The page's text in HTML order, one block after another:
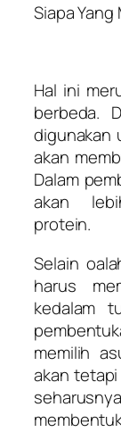
Siapa
Hal ini
berbeda.
digunakan
akan
Dalam
akan
protein.
Selain
harus
kedalam
memilih
akan